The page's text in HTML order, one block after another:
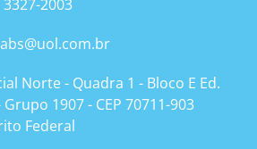
2003
Norte - Quadra 1 - Bloco E Ed.
1907 - CEP 70711-903
Federal